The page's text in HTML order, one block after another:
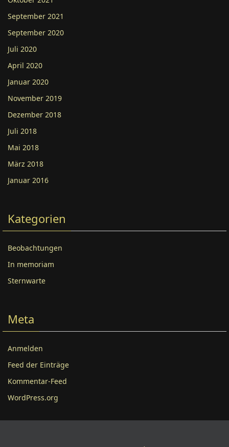
September 2021
September 2020
Juli 2020
April 2020
Januar 2020
November 2019
Dezember 2018
Juli 2018
Mai 2018
März 2018
Januar 2016
Kategorien
Beobachtungen
In memoriam
Sternwarte
Meta
Anmelden
Feed der Einträge
Kommentar-Feed
WordPress.org